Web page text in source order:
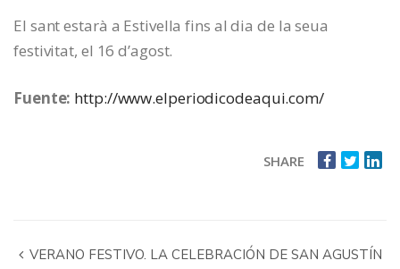
El sant estarà a Estivella fins al dia de la seua
festivitat, el 16 d’agost.
Fuente: http://www.elperiodicodeaqui.com/
SHARE
VERANO FESTIVO. LA CELEBRACIÓN DE SAN AGUSTÍN